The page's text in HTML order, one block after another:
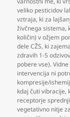
veliko pesticidov
vztraja, ki za
živčnega sistema,
količin) v ožjem
dele CŽS, ki
zdravih 1-5 odzivov
pobere vse).
intervencija ni
kompresije/
kdaj čuti vibracije,
receptorje
vegetativno nitje